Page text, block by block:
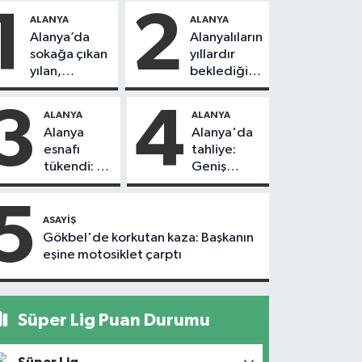
ALANYA
Alanya’da
sokağa çıkan
yılan,
vatandaşı
2 ALANYA
Alanyalıların
yıllardır
beklediği
yol askıdan
ALANYA
Alanya
esnafı
tükendi: 1
ayda 150
kapandı
4 ALANYA
Alanya'da
tahliye:
Geniş
güvenlik
ASAYIŞ
Gökbel'de korkutan kaza: Başkanın
eşine motosiklet çarptı
Süper Lig Puan Durumu